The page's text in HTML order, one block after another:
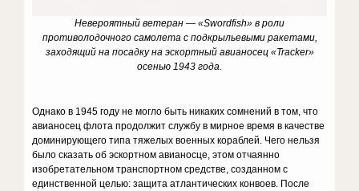
Невероятный ветеран — «Swordfish» в роли
противолодочного самолета с подкрыльевыми ракетами,
заходящий на посадку на эскортный авианосец «Tracker»
осенью 1943 года.
Однако в 1945 году не могло быть никаких сомнений в том, что
авианосец флота продолжит службу в мирное время в качестве
доминирующего типа тяжелых военных кораблей. Чего нельзя
было сказать об эскортном авианосце, этом отчаянно
изобретательном транспортном средстве, созданном с
единственной целью: защита атлантических конвоев. После